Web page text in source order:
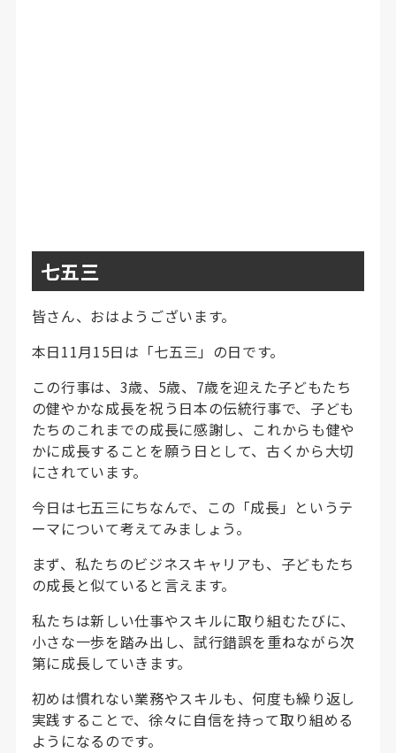
七五三
皆さん、おはようございます。
本日11月15日は「七五三」の日です。
この行事は、3歳、5歳、7歳を迎えた子どもたち
の健やかな成長を祝う日本の伝統行事で、子ども
たちのこれまでの成長に感謝し、これからも健や
かに成長することを願う日として、古くから大切
にされています。
今日は七五三にちなんで、この「成長」というテ
ーマについて考えてみましょう。
まず、私たちのビジネスキャリアも、子どもたち
の成長と似ていると言えます。
私たちは新しい仕事やスキルに取り組むたびに、
小さな一歩を踏み出し、試行錯誤を重ねながら次
第に成長していきます。
初めは慣れない業務やスキルも、何度も繰り返し
実践することで、徐々に自信を持って取り組める
ようになるのです。